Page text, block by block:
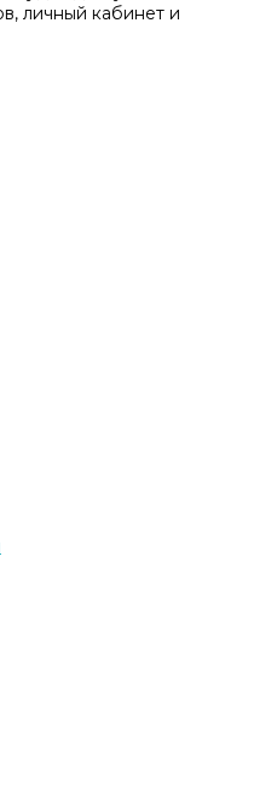
личный кабинет и